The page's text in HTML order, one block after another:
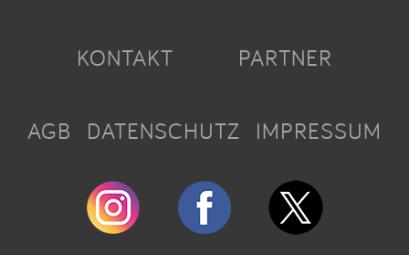
KONTAKT PARTNER
AGB DATENSCHUTZ IMPRESSUM